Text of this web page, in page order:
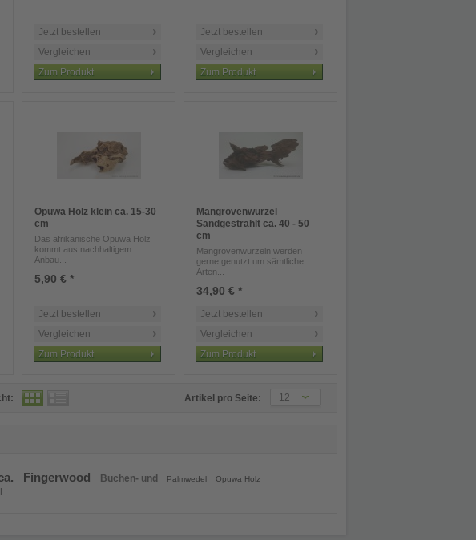
Jetzt bestellen
Vergleichen
Zum Produkt
Jetzt bestellen
Vergleichen
Zum Produkt
Opuwa Holz klein ca. 15-30
cm
Das afrikanische Opuwa Holz
kommt aus nachhaltigem
Anbau...
5,90 € *
Jetzt bestellen
Vergleichen
Zum Produkt
Mangrovenwurzel
Sandgestrahlt ca. 40 - 50
cm
Mangrovenwurzeln werden
gerne genutzt um sämtliche
Arten...
34,90 € *
Jetzt bestellen
Vergleichen
Zum Produkt
Artikel pro Seite: 12
Fingerwood Buchen- und Palmwedel Opuwa Holz